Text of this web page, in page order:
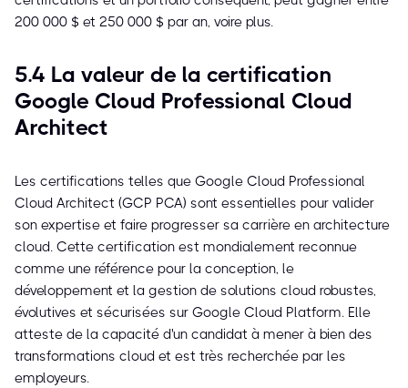
200 000 $ et 250 000 $ par an, voire plus.
5.4 La valeur de la certification
Google Cloud Professional Cloud
Architect
Les certifications telles que Google Cloud Professional
Cloud Architect (GCP PCA) sont essentielles pour valider
son expertise et faire progresser sa carrière en architecture
cloud. Cette certification est mondialement reconnue
comme une référence pour la conception, le
développement et la gestion de solutions cloud robustes,
évolutives et sécurisées sur Google Cloud Platform. Elle
atteste de la capacité d'un candidat à mener à bien des
transformations cloud et est très recherchée par les
employeurs.